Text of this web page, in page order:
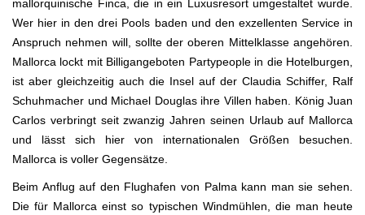
mallorquinische Finca, die in ein Luxusresort umgestaltet wurde.
Wer hier in den drei Pools baden und den exzellenten Service in
Anspruch nehmen will, sollte der oberen Mittelklasse angehören.
Mallorca lockt mit Billigangeboten Partypeople in die Hotelburgen,
ist aber gleichzeitig auch die Insel auf der Claudia Schiffer, Ralf
Schuhmacher und Michael Douglas ihre Villen haben. König Juan
Carlos verbringt seit zwanzig Jahren seinen Urlaub auf Mallorca
und lässt sich hier von internationalen Größen besuchen.
Mallorca is voller Gegensätze.
Beim Anflug auf den Flughafen von Palma kann man sie sehen.
Die für Mallorca einst so typischen Windmühlen, die man heute